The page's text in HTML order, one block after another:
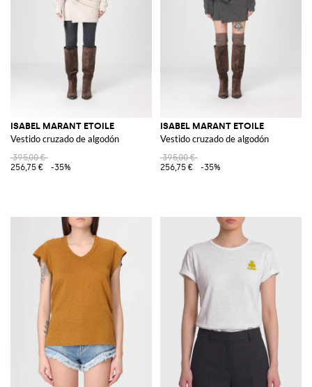
ISABEL MARANT ETOILE
Vestido cruzado de algodón
395,00 €
256,75 €
-35%
ISABEL MARANT ETOILE
Vestido cruzado de algodón
395,00 €
256,75 €
-35%